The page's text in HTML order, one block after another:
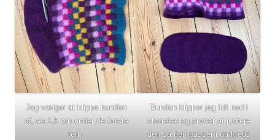
Jeg vælger at klippe bunden
af, ca 1,5 cm under de første
tern.
Bunden klipper jeg lidt ned i
størrelse og prøver at justere
den så den passer i omkreds